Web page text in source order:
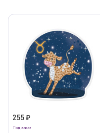
255 ₽
Под заказ